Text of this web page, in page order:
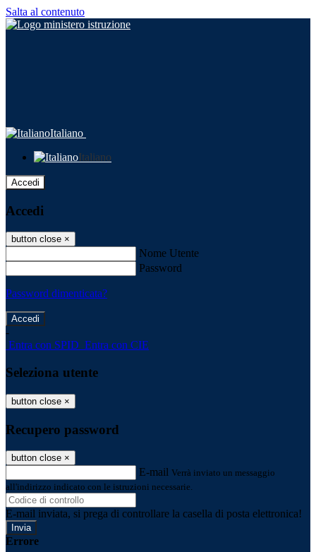
Salta al contenuto
Italiano
Italiano
Accedi
Accedi
button close ×
Nome Utente
Password
Password dimenticata?
-
Entra con SPID Entra con CIE
Seleziona utente
button close ×
Recupero password
button close ×
E-mail Verrà inviato un messaggio
all'indirizzo indicato con le istruzioni necessarie.
E-mail inviata, si prega di controllare la casella di posta elettronica!
Errore